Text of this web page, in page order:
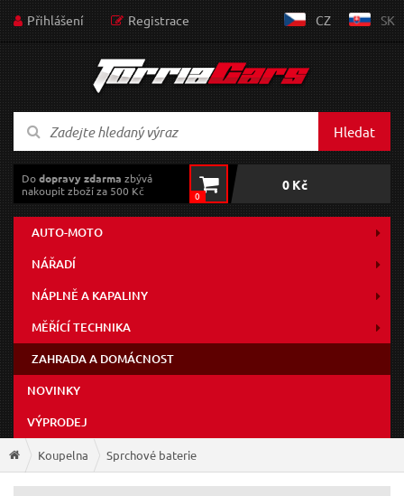
Přihlášení Registrace CZ SK
Hledat
Dodopravy zdarma zbývá
nakoupit zboží za 500 Kč
0
0 Kč
AUTO-MOTO
NÁŘADÍ
NÁPLNĚ A KAPALINY
MĚŘÍCÍ TECHNIKA
ZAHRADA A DOMÁCNOST
NOVINKY
VÝPRODEJ
Koupelna Sprchové baterie